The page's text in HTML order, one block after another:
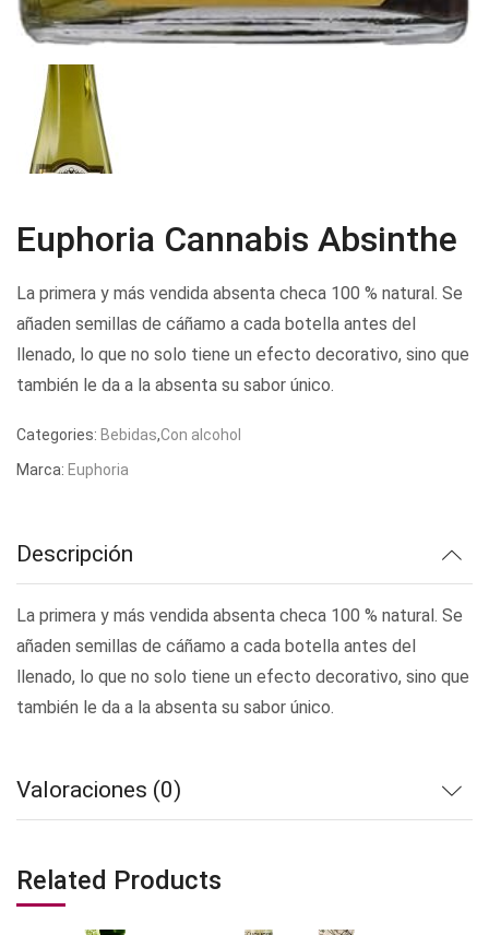
Euphoria Cannabis Absinthe
La primera y más vendida absenta checa 100 % natural. Se
añaden semillas de cáñamo a cada botella antes del
llenado, lo que no solo tiene un efecto decorativo, sino que
también le da a la absenta su sabor único.
Categories: Bebidas,Con alcohol
Marca: Euphoria
Descripción
La primera y más vendida absenta checa 100 % natural. Se
añaden semillas de cáñamo a cada botella antes del
llenado, lo que no solo tiene un efecto decorativo, sino que
también le da a la absenta su sabor único.
Valoraciones (0)
Related Products